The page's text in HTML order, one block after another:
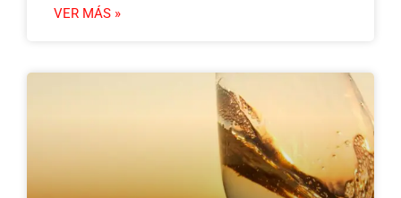
VER MÁS »